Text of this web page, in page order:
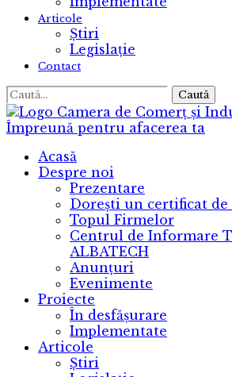
Articole
Știri
Legislație
Contact
Caută
Camera de Comerț și
Împreună pentru afacerea ta
Acasă
Despre noi
Prezentare
Dorești un certificat de
Topul Firmelor
Centrul de Informare
ALBATECH
Anunțuri
Evenimente
Proiecte
În desfășurare
Implementate
Articole
Știri